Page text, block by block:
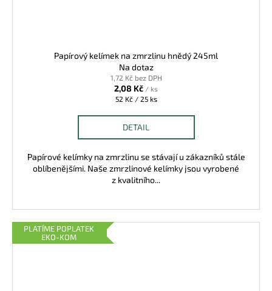
Papírový kelímek na zmrzlinu hnědý 245ml
Na dotaz
1,72 Kč bez DPH
2,08 Kč / ks
Měrná
52 Kč / 25 ks
DETAIL
Papírové kelímky na zmrzlinu se stávají u zákazníků stále
oblíbenějšími. Naše zmrzlinové kelímky jsou vyrobené
z kvalitního...
PLATÍME POPLATEK
EKO-KOM